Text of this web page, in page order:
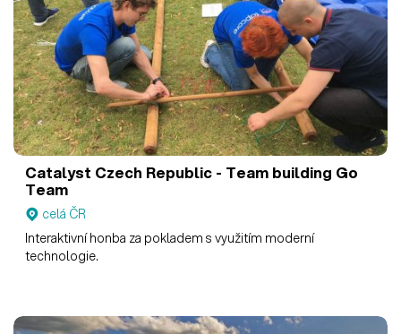
Catalyst Czech Republic - Team building Go
Team
celá ČR
Interaktivní honba za pokladem s využitím moderní
technologie.